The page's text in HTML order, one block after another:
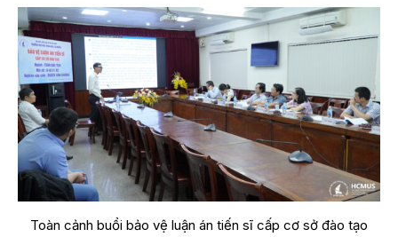
Toàn cảnh buổi bảo vệ luận án tiến sĩ cấp cơ sở đào tạo